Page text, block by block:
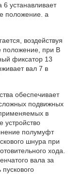
6 устанавливает
положение. а
воздействуя
положение, при В
фиксатор 13
вал 7 в
обеспечивает
подвижных
в
устройство
полумуфт
шнура при
хода.
вала за